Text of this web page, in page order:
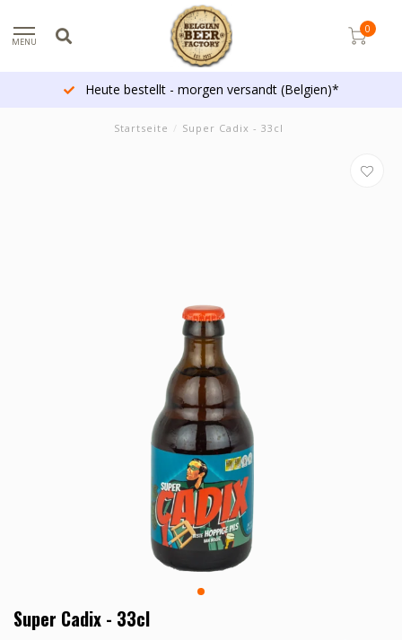
MENU
0
Heute bestellt - morgen versandt (Belgien)*
Startseite / Super Cadix - 33cl
Super Cadix - 33cl